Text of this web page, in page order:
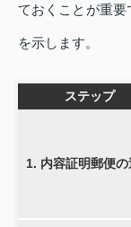
ておくことが重
を示します。
ステップ
1. 内容証明郵便の